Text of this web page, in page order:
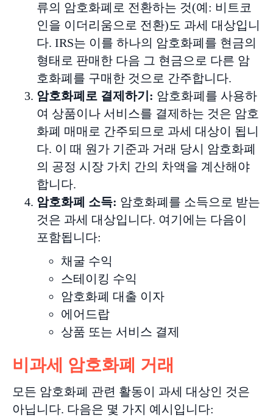
류의 암호화폐로 전환하는 것(예: 비트코
인을 이더리움으로 전환)도 과세 대상입니
다. IRS는 이를 하나의 암호화폐를 현금의
형태로 판매한 다음 그 현금으로 다른 암
호화폐를 구매한 것으로 간주합니다.
암호화폐로 결제하기 : 암호화폐를 사용하
여 상품이나 서비스를 결제하는 것은 암호
화폐 매매로 간주되므로 과세 대상이 됩니
다. 이 때 원가 기준과 거래 당시 암호화폐
의 공정 시장 가치 간의 차액을 계산해야
합니다.
암호화폐
소득: 암호화폐를 소득으로 받는
것은 과세 대상입니다. 여기에는 다음이
포함됩니다:
채굴 수익
스테이킹 수익
암호화폐 대출 이자
에어드랍
상품 또는 서비스 결제
비과세 암호화폐 거래
모든 암호화폐 관련 활동이 과세 대상인 것은
아닙니다. 다음은 몇 가지 예시입니다: